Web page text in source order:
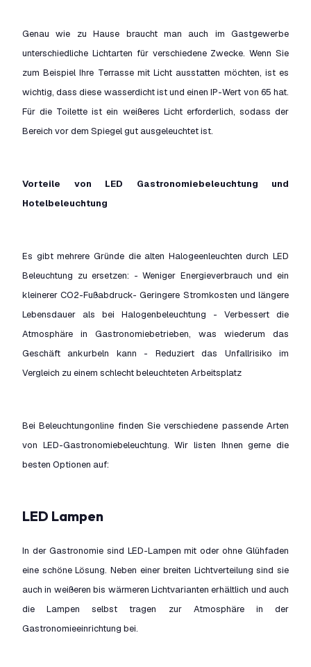
Genau wie zu Hause braucht man auch im Gastgewerbe
unterschiedliche Lichtarten für verschiedene Zwecke. Wenn Sie
zum Beispiel Ihre Terrasse mit Licht ausstatten möchten, ist es
wichtig, dass diese wasserdicht ist und einen IP-Wert von 65 hat.
Für die Toilette ist ein weißeres Licht erforderlich, sodass der
Bereich vor dem Spiegel gut ausgeleuchtet ist.
Vorteile von LED Gastronomiebeleuchtung und
Hotelbeleuchtung
Es gibt mehrere Gründe die alten Halogeenleuchten durch LED
Beleuchtung zu ersetzen: - Weniger Energieverbrauch und ein
kleinerer CO2-Fußabdruck- Geringere Stromkosten und längere
Lebensdauer als bei Halogenbeleuchtung - Verbessert die
Atmosphäre in Gastronomiebetrieben, was wiederum das
Geschäft ankurbeln kann - Reduziert das Unfallrisiko im
Vergleich zu einem schlecht beleuchteten Arbeitsplatz
Bei Beleuchtungonline finden Sie verschiedene passende Arten
von LED-Gastronomiebeleuchtung. Wir listen Ihnen gerne die
besten Optionen auf:
LED Lampen
In der Gastronomie sind LED-Lampen mit oder ohne Glühfaden
eine schöne Lösung. Neben einer breiten Lichtverteilung sind sie
auch in weißeren bis wärmeren Lichtvarianten erhältlich und auch
die Lampen selbst tragen zur Atmosphäre in der
Gastronomieeinrichtung bei.